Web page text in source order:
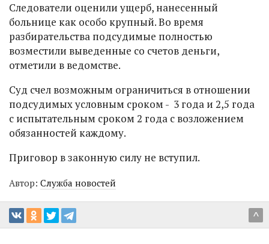
Следователи оценили ущерб, нанесенный
больнице как особо крупный. Во время
разбирательства подсудимые полностью
возместили выведенные со счетов деньги,
отметили в ведомстве.
Суд счел возможным ограничиться в отношении
подсудимых условным сроком - 3 года и 2,5 года
с испытательным сроком 2 года с возложением
обязанностей каждому.
Приговор в законную силу не вступил.
Автор: Служба новостей
^